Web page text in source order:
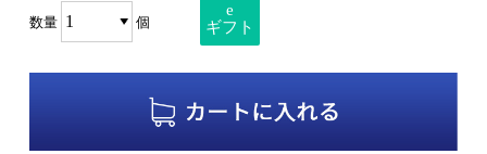
数量 個
e
ギフト